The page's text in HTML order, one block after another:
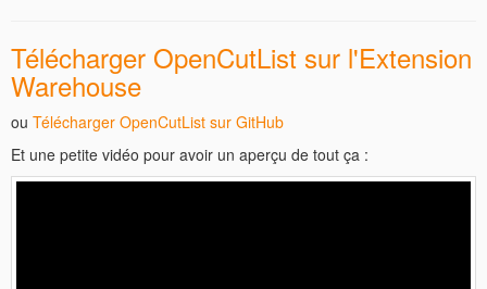
Télécharger OpenCutList sur l'Extension
Warehouse
ou Télécharger OpenCutList sur GitHub
Et une petite vidéo pour avoir un aperçu de tout ça :